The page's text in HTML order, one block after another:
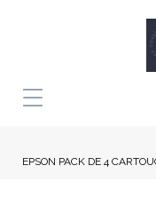
EPSON PACK DE 4